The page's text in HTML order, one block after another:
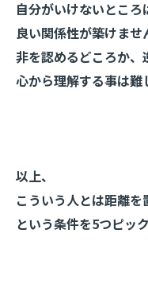
自分がいけないとこ
良い関係性が築けませ
非を認めるどころか
心から理解する事は難
以上、
こういう人とは距離を
という条件を5つピッ